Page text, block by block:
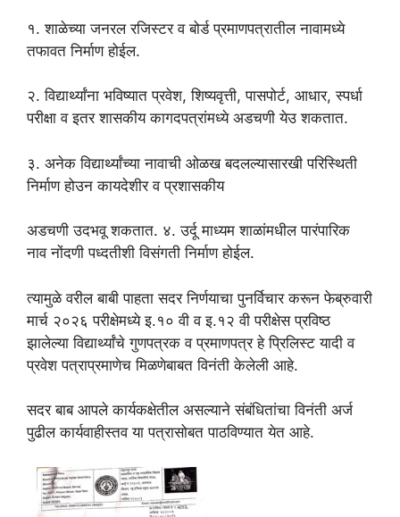
१. शाळेच्या जनरल रजिस्टर व बोर्ड प्रमाणपत्रातील नावामध्ये
तफावत निर्माण होईल.
२. विद्यार्थ्यांना भविष्यात प्रवेश, शिष्यवृत्ती, पासपोर्ट, आधार, स्पर्धा
परीक्षा व इतर शासकीय कागदपत्रांमध्ये अडचणी येउ शकतात.
३. अनेक विद्यार्थ्यांच्या नावाची ओळख बदलल्यासारखी परिस्थिती
निर्माण होउन कायदेशीर व प्रशासकीय
अडचणी उदभवू शकतात. ४. उर्दू माध्यम शाळांमधील पारंपारिक
नाव नोंदणी पध्दतीशी विसंगती निर्माण होईल.
त्यामुळे वरील बाबी पाहता सदर निर्णयाचा पुनर्विचार करून फेब्रुवारी
मार्च २०२६ परीक्षेमध्ये इ.१० वी व इ.१२ वी परीक्षेस प्रविष्ठ
झालेल्या विद्यार्थ्यांचे गुणपत्रक व प्रमाणपत्र हे प्रिलिस्ट यादी व
प्रवेश पत्राप्रमाणेच मिळणेबाबत विनंती केलेली आहे.
सदर बाब आपले कार्यकक्षेतील असल्याने संबंधितांचा विनंती अर्ज
पुढील कार्यवाहीस्तव या पत्रासोबत पाठविण्यात येत आहे.